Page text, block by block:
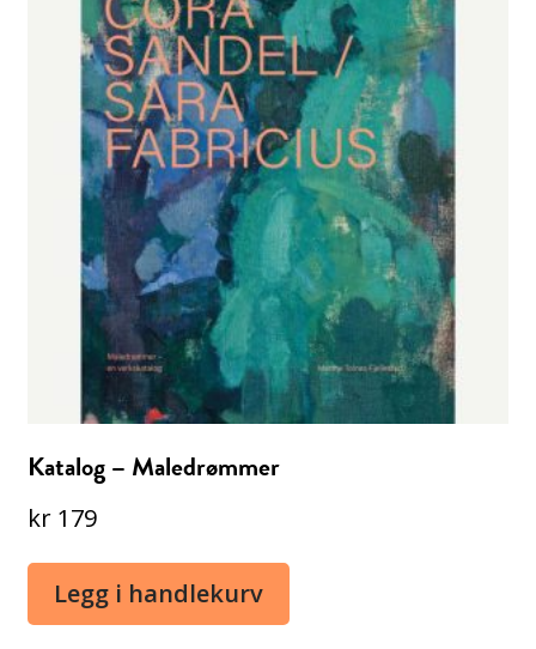
Katalog – Maledrømmer
kr 179
Legg i handlekurv